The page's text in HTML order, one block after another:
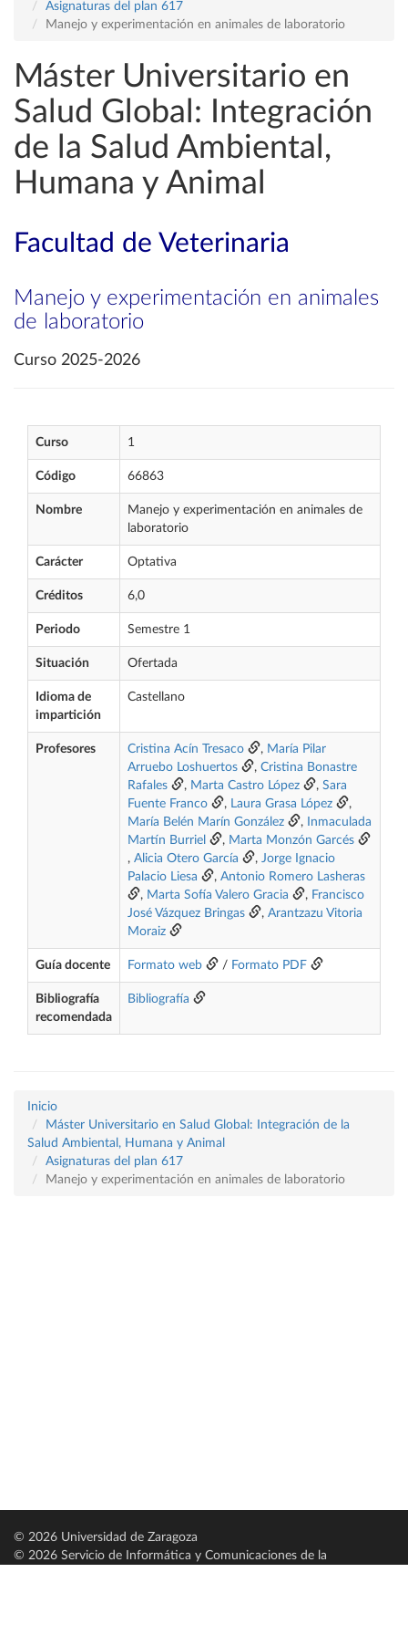
Asignaturas del plan 617
Manejo y experimentación en animales de laboratorio
Máster Universitario en
Salud Global: Integración
de la Salud Ambiental,
Humana y Animal
Facultad de Veterinaria
Manejo y experimentación en animales
de laboratorio
Curso 2025-2026
Curso 1
Código 66863
Nombre
Manejo y experimentación en animales de
laboratorio
Carácter Optativa
Créditos 6,0
Periodo Semestre 1
Situación Ofertada
Idioma de
impartición
Castellano
Profesores Cristina Acín Tresaco , María Pilar
Arruebo Loshuertos
, Cristina Bonastre
Rafales
, Marta Castro López , Sara
Fuente Franco
, Laura Grasa López
,
María Belén Marín González
,
Inmaculada
Martín Burriel
, Marta Monzón Garcés
, Alicia Otero García , Jorge Ignacio
Palacio Liesa
, Antonio Romero Lasheras
, Marta Sofía Valero Gracia , Francisco
José Vázquez Bringas
, Arantzazu Vitoria
Moraiz
Guía docente Formato web / Formato PDF
Bibliografía
recomendada
Bibliografía
Inicio
Máster Universitario en Salud Global: Integración de la
Salud Ambiental, Humana y Animal
Asignaturas del plan 617
Manejo y experimentación en animales de laboratorio
© 2026 Universidad de Zaragoza
© 2026 Servicio de Informática y Comunicaciones de la